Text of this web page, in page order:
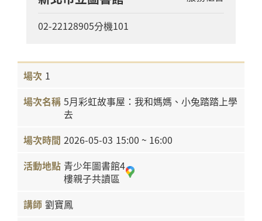
02-22128905分機101
1
5月彩虹故事屋：我和媽媽、小兔踏踏上學
去
2026-05-03 15:00 ~ 16:00
青少年圖書館4
樓親子共讀區
劉寶鳳